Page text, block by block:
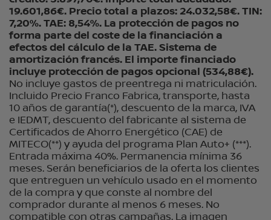
19.601,86€. Precio total a plazos: 24.032,58€. TIN:
7,20%. TAE: 8,54%. La protección de pagos no
forma parte del coste de la financiación a
efectos del cálculo de la TAE. Sistema de
amortización francés. El importe financiado
incluye protección de pagos opcional (534,88€).
No incluye gastos de preentrega ni matriculación.
Incluido Precio Franco Fabrica, transporte, hasta
10 años de garantía(*), descuento de la marca, IVA
e IEDMT, descuento del fabricante al sistema de
Certificados de Ahorro Energético (CAE) de
MITECO(**) y ayuda del programa Plan Auto+ (***).
Entrada máxima 40%. Permanencia mínima 36
meses. Serán beneficiarios de la oferta los clientes
que entreguen un vehículo usado en el momento
de la compra y que conste al nombre del
comprador durante al menos 6 meses. No
compatible con otras campañas. La imagen